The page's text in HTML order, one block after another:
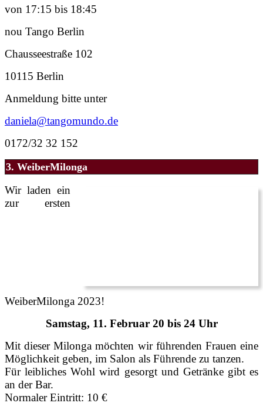
von 17:15 bis 18:45
nou Tango Berlin
Chausseestraße 102
10115 Berlin
Anmeldung bitte unter
daniela@tangomundo.de
0172/32 32 152
3. WeiberMilonga
Wir laden ein
zur ersten
WeiberMilonga 2023!
Samstag, 11. Februar 20 bis 24 Uhr
Mit dieser Milonga möchten wir führenden Frauen eine
Möglichkeit geben, im Salon als Führende zu tanzen.
Für leibliches Wohl wird gesorgt und Getränke gibt es
an der Bar.
Normaler Eintritt: 10 €